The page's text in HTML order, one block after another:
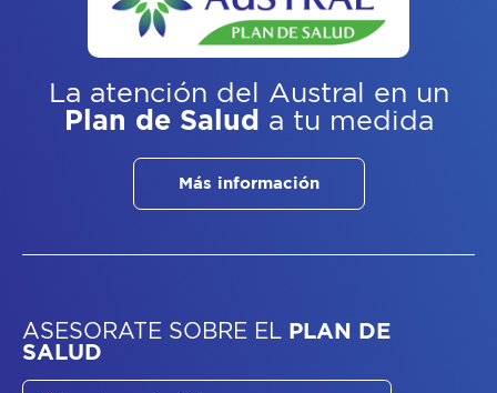
La atención del Austral
en un
Plan de Salud a tu medida
Más información